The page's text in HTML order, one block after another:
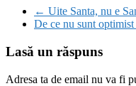
← Uite Santa, nu e
De ce nu sunt
Lasă un răspuns
Adresa ta de email nu va fi